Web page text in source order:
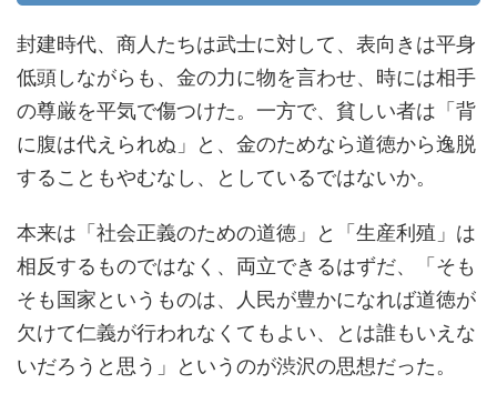
封建時代、商人たちは武士に対して、表向きは平身
低頭しながらも、金の力に物を言わせ、時には相手
の尊厳を平気で傷つけた。一方で、貧しい者は「背
に腹は代えられぬ」と、金のためなら道徳から逸脱
することもやむなし、としているではないか。
本来は「社会正義のための道徳」と「生産利殖」は
相反するものではなく、両立できるはずだ、「そも
そも国家というものは、人民が豊かになれば道徳が
欠けて仁義が行われなくてもよい、とは誰もいえな
いだろうと思う」というのが渋沢の思想だった。